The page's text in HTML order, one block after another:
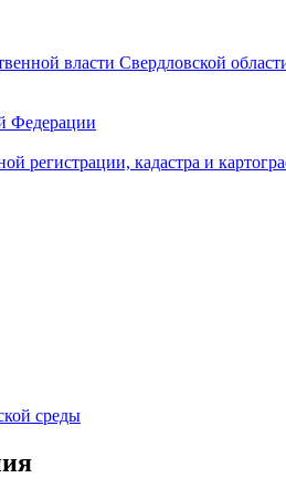
власти Свердловской
Федерации
регистрации, кадастра и
среды